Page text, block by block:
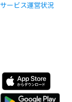
サービス運営状況